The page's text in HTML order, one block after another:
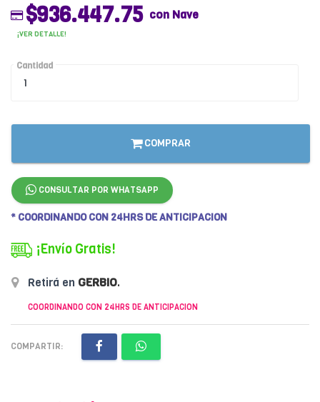
$936.447.75 con Nave
¡VER DETALLE!
Cantidad
COMPRAR
CONSULTAR POR WHATSAPP
* COORDINANDO CON 24HRS DE ANTICIPACION
¡Envío Gratis!
Retirá en GERBIO.
COORDINANDO CON 24HRS DE ANTICIPACION
COMPARTIR: